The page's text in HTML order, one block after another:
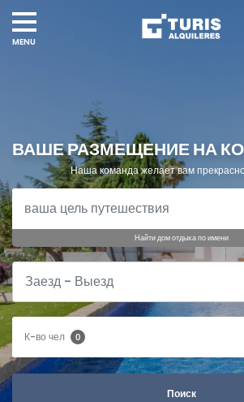
ВАШЕ РАЗМЕЩЕНИЕ НА
Наша команда желает вам
Найти дом отдыха по имени
К-во чел 0